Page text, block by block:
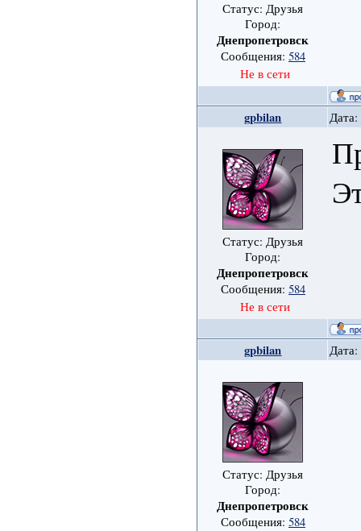
Статус: Друзья
Город:
Днепропетровск
Сообщения: 584
Не в сети
gpbilan Дата:
Статус: Друзья
Город:
Днепропетровск
Сообщения: 584
Не в сети
gpbilan Дата:
Статус: Друзья
Город:
Днепропетровск
Сообщения: 584